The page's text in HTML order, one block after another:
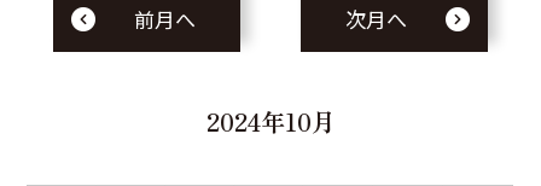
前月へ 次月へ
2024年10月